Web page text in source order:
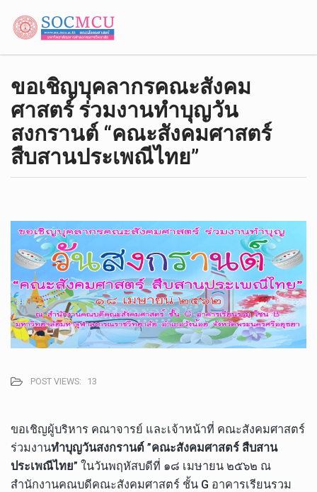
ขอ​เชิญ​บุคลากรคณะ​สังคม​
ศาสตร์​ ร่วมงานทำบุญ​วัน
สงกรานต์​ “คณะสังคม​ศาสตร์​
สืบสาน​ประเพณี​ไทย”
POST VIEWS: 13
ขอ​เชิญ​ผู้บริหาร​ คณาจารย์​ และ​เจ้า​หน้าที่​ คณะ​สังคม​ศาสตร์​
ร่วมงานทำบุญ​วันสงกรานต์ ​ ​”คณะสังคม​ศาสตร์​ สืบสาน​
ประเพณี​ไทย” ในวันพฤหัส​บดีที่​ ๑๘​ เมษายน​ ๒๕๖๒​ ณ​
สำนักงาน​คณบดี​คณะ​สังคม​ศาสตร์​ ชั้น​ G อาคารเรียน​รวม​